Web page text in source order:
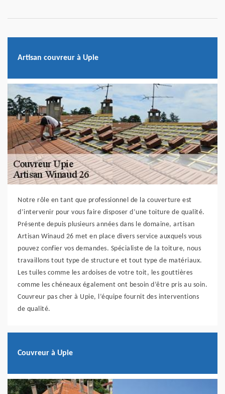
Artisan couvreur à Upie
Notre rôle en tant que professionnel de la couverture est
d’intervenir pour vous faire disposer d’une toiture de qualité.
Présente depuis plusieurs années dans le domaine, artisan
Artisan Winaud 26 met en place divers service auxquels vous
pouvez confier vos demandes. Spécialiste de la toiture, nous
travaillons tout type de structure et tout type de matériaux.
Les tuiles comme les ardoises de votre toit, les gouttières
comme les chéneaux également ont besoin d’être pris au soin.
Couvreur pas cher à Upie, l’équipe fournit des interventions
de qualité.
Couvreur à Upie